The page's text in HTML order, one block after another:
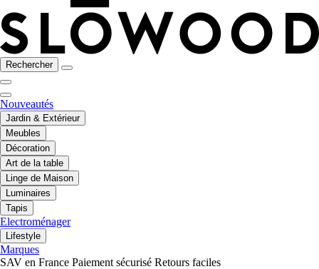
Rechercher
Nouveautés
Jardin & Extérieur
Meubles
Décoration
Art de la table
Linge de Maison
Luminaires
Tapis
Electroménager
Lifestyle
Marques
SAV en France Paiement sécurisé Retours faciles